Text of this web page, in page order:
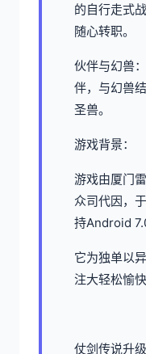
的自行走式
随心转职。
伙伴与幻兽
伴，与幻兽
圣兽。
游戏背景：
游戏由厦门
众司代因，
持Android
它为独单以
注大轻松愉
仗剑传说升级